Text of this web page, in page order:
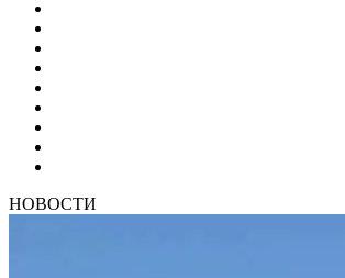
НОВОСТИ